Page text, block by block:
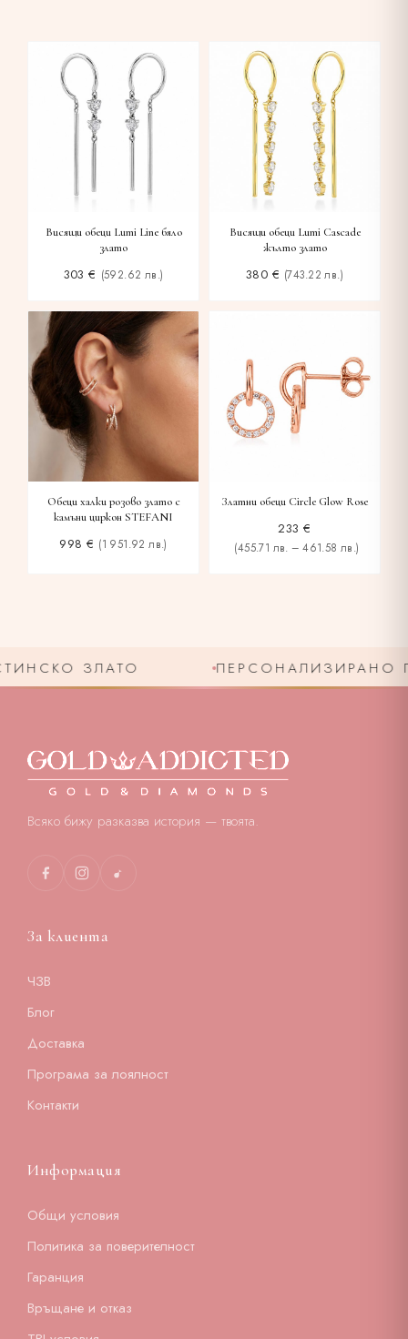
Висящи обеци Lumi Line бяло
злато
303€ (592.62 лв.)
Висящи обеци Lumi Cascade
жълто злато
380 € (743.22 лв.)
Обеци халки розово злато с
камъни циркон STEFANI
998 € (1 951.92 лв.)
Златни обеци Circle Glow Rose
233€
(455.71 лв. – 461.58 лв.)
ЗЛАТО ПЕРСОНАЛИЗИРАНО
Всяко бижу разказва история — твоята.
За клиента
ЧЗВ
Блог
Доставка
Програма за лоялност
Контакти
Информация
Общи условия
Политика за поверителност
Гаранция
Връщане и отказ